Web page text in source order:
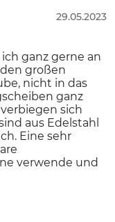
29.05.2023
ganz gerne an
großen
nicht in das
ganz
sich
aus Edelstahl
Eine sehr
verwende und